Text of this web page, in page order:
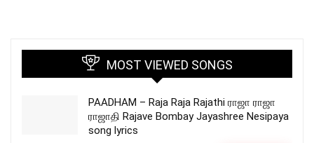
MOST VIEWED SONGS
PAADHAM – Raja Raja Rajathi ராஜா ராஜா
ராஜாதி Rajave Bombay Jayashree Nesipaya
song lyrics